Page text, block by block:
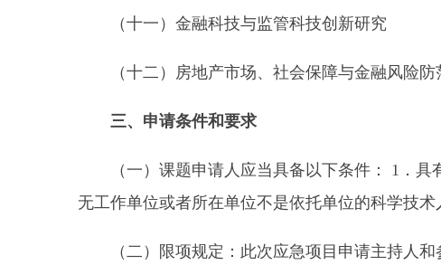
（十一）金融科技与监管科技创新研究
（十二）房地产市场、社会保障与金融风险防
三、申请条件和要求
（一）课题申请人应当具备以下条件： 1．具
无工作单位或者所在单位不是依托单位的科学技术
（二）限项规定：此次应急项目申请主持人和